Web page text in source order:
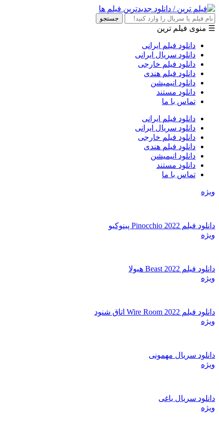
جستجو
☰ منوی فیلم ترین
دانلود فیلم ایرانی
دانلود سریال ایرانی
دانلود فیلم خارجی
دانلود فیلم هندی
دانلود انیمیشن
دانلود مستند
تماس با ما
دانلود فیلم ایرانی
دانلود سریال ایرانی
دانلود فیلم خارجی
دانلود فیلم هندی
دانلود انیمیشن
دانلود مستند
تماس با ما
ویژه
دانلود فیلم Pinocchio 2022 پینوکیو
ویژه
دانلود فیلم Beast 2022 هیولا
ویژه
دانلود فیلم Wire Room 2022 اتاق شنود
ویژه
دانلود سریال مهمونی
ویژه
دانلود سریال یاغی
ویژه